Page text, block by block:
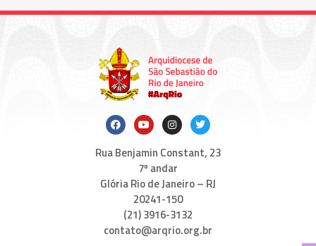
Rua Benjamin Constant, 23
7º andar
Glória Rio de Janeiro – RJ
20241-150
(21) 3916-3132
contato@arqrio.org.br